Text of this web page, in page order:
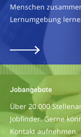
Menschen
Lernumgebung
Jobangebote
Über 20.000
Jobfinder. Gerne
Kontakt aufnehmen.